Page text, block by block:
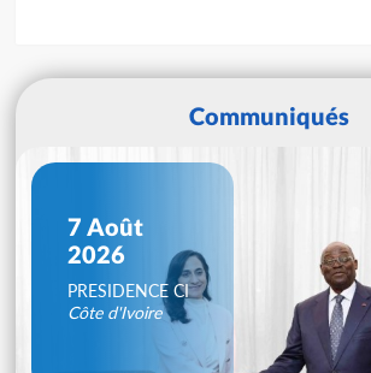
Communiqués
7 Août
2026
PRESIDENCE CI
Côte d'Ivoire